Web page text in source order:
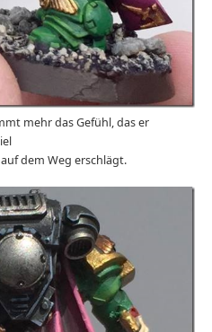
mehr das Gefühl, das er
dem Weg erschlägt.